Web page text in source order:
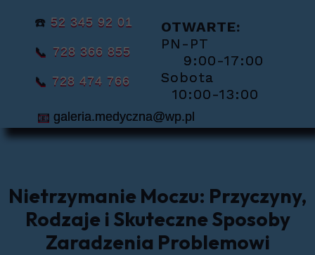
📧 galeria.medyczna@wp.pl
☎️ 52 345 92 01
📞 728 366 855
📞 728 474 766
OTWARTE:
PN-PT
9:00-17:00
Sobota
10:00-13:00
Nietrzymanie Moczu: Przyczyny,
Rodzaje i Skuteczne Sposoby
Zaradzenia Problemowi